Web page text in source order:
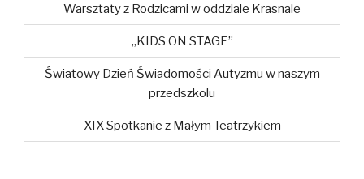
Warsztaty z Rodzicami w oddziale Krasnale
„KIDS ON STAGE”
Światowy Dzień Świadomości Autyzmu w naszym
przedszkolu
XIX Spotkanie z Małym Teatrzykiem